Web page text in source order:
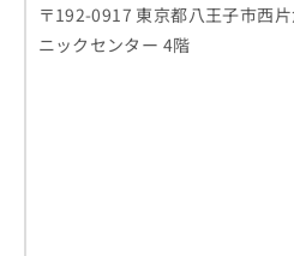
〒192-0917 東京都八王子市西
ニックセンター 4階